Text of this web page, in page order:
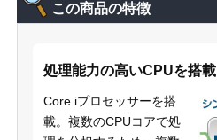
この商品の特徴
処理能力の高いCPUを搭載
Core iプロセッサーを搭
載。複数のCPUコアで処